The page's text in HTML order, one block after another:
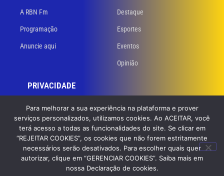
A RBN Fm
Programação
Anuncie aqui
Destaque
Esportes
Eventos
Opinião
PRIVACIDADE
Termos de uso
© 2023 RBN 94,3 FM. Todos os direitos reservados. Desenvolvidopor
GB Dev – Agência de Websites
Para melhorar a sua experiência na plataforma e prover
serviços personalizados, utilizamos cookies. Ao ACEITAR, você
terá acesso a todas as funcionalidades do site. Se clicar em
“REJEITAR COOKIES”, os cookies que não forem estritamente
necessários serão desativados. Para escolher quais quer
autorizar, clique em “GERENCIAR COOKIES”. Saiba mais em
nossa Declaração de cookies.